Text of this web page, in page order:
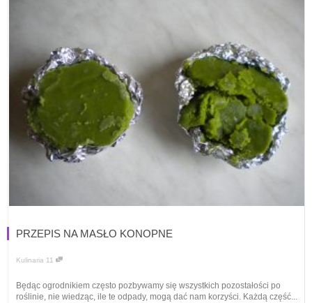
PRZEPIS NA MASŁO KONOPNE
Kulinaria 11
Będąc ogrodnikiem często pozbywamy się wszystkich pozostałości po
roślinie, nie wiedząc, ile te odpady, mogą dać nam korzyści. Każdą część...